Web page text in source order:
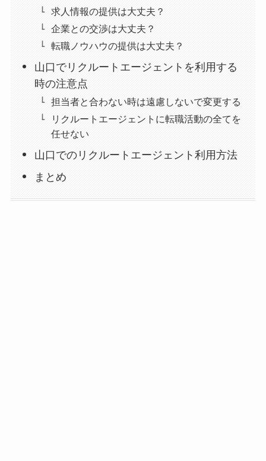
求人情報の提供は大丈夫？
企業との交渉は大丈夫？
転職ノウハウの提供は大丈夫？
山口でリクルートエージェントを利用する
時の注意点
担当者と合わない時は遠慮しないで変更する
リクルートエージェントに転職活動の全てを
任せない
山口でのリクルートエージェント利用方法
まとめ